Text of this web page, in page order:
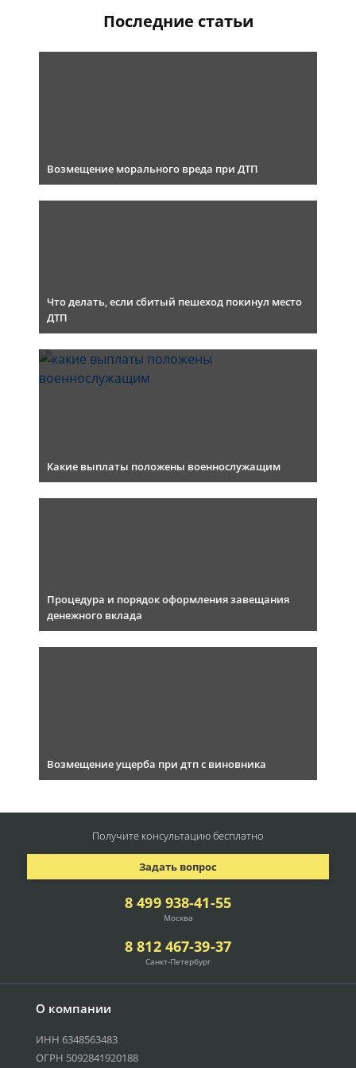
Последние статьи
Возмещение морального вреда при ДТП
Что делать, если сбитый пешеход покинул место
ДТП
Какие выплаты положены военнослужащим
Процедура и порядок оформления завещания
денежного вклада
Возмещение ущерба при дтп с виновника
О компании
ИНН 6348563483
ОГРН 5092841920188
8 499 938-41-55
Москва
8 812 467-39-37
Санкт-Петербург
Задать вопрос
Получите консультациюбесплатно